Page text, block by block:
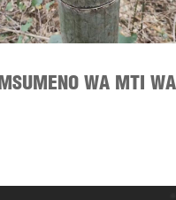
MSUMENO WA MTI WA